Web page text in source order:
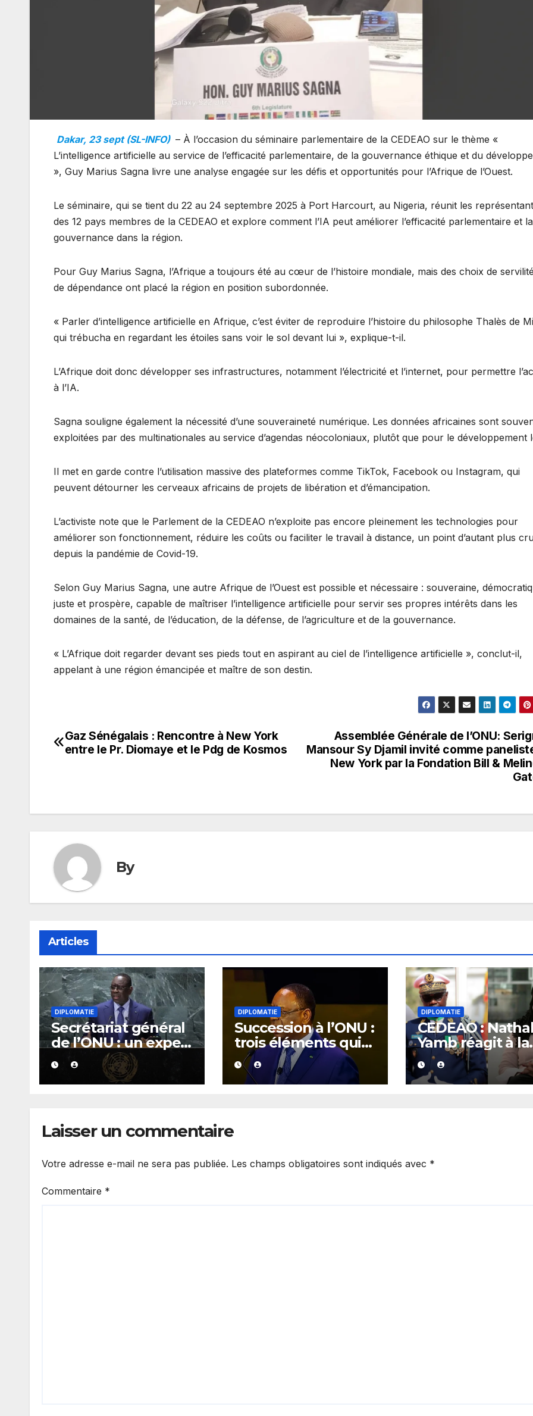
Dakar, 23 sept (SL-INFO) – À l’occasion du séminaire parlementaire de la CEDEAO sur le thème «
L’intelligence artificielle au service de l’efficacité parlementaire, de la gouvernance éthique et du
», Guy Marius Sagna livre une analyse engagée sur les défis et opportunités pour l’Afrique de l’Ouest.
Le séminaire, qui se tient du 22 au 24 septembre 2025 à Port Harcourt, au Nigeria, réunit les
des 12 pays membres de la CEDEAO et explore comment l’IA peut améliorer l’efficacité parlementaire et la
gouvernance dans la région.
Pour Guy Marius Sagna, l’Afrique a toujours été au cœur de l’histoire mondiale, mais des choix de
de dépendance ont placé la région en position subordonnée.
« Parler d’intelligence artificielle en Afrique, c’est éviter de reproduire l’histoire du philosophe Thalès de
qui trébucha en regardant les étoiles sans voir le sol devant lui », explique-t-il.
L’Afrique doit donc développer ses infrastructures, notamment l’électricité et l’internet, pour permettre
à l’IA.
Sagna souligne également la nécessité d’une souveraineté numérique. Les données africaines sont
exploitées par des multinationales au service d’agendas néocoloniaux, plutôt que pour le développement
Il met en garde contre l’utilisation massive des plateformes comme TikTok, Facebook ou Instagram, qui
peuvent détourner les cerveaux africains de projets de libération et d’émancipation.
L’activiste note que le Parlement de la CEDEAO n’exploite pas encore pleinement les technologies pour
améliorer son fonctionnement, réduire les coûts ou faciliter le travail à distance, un point d’autant plus
depuis la pandémie de Covid-19.
Selon Guy Marius Sagna, une autre Afrique de l’Ouest est possible et nécessaire : souveraine,
juste et prospère, capable de maîtriser l’intelligence artificielle pour servir ses propres intérêts dans les
domaines de la santé, de l’éducation, de la défense, de l’agriculture et de la gouvernance.
« L’Afrique doit regarder devant ses pieds tout en aspirant au ciel de l’intelligence artificielle », conclut-il,
appelant à une région émancipée et maître de son destin.
Navigation
Assemblée Générale de l’ONU:
Mansour Sy Djamil invité comme
New York par la Fondation Bill &
Gaz Sénégalais : Rencontre à New York
entre le Pr. Diomaye et le Pdg de Kosmos
By
Articles
DIPLOMATIE
Secrétariat général
de l’ONU : un expert
se montre
optimiste quant aux
chances de Macky
DIPLOMATIE
Succession à l’ONU :
trois éléments qui
compliquent la
candidature de
Macky Sall
DIPLOMATIE
CEDEAO :
Yamb réagit à la
nomination du
général Birame
Diop à la
Laisser un commentaire
Votre adresse e-mail ne sera pas publiée. Les champs obligatoires sont indiqués avec *
Commentaire *